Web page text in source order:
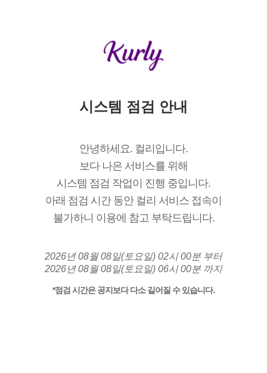
시스템 점검 안내
안녕하세요. 컬리입니다.
보다 나은 서비스를 위해
시스템 점검 작업이 진행 중입니다.
아래 점검 시간 동안 컬리 서비스 접속이
불가하니 이용에 참고 부탁드립니다.
2026년 08월 08일(토요일) 02시 00분 부터
2026년 08월 08일(토요일) 06시 00분 까지
*점검 시간은 공지보다 다소 길어질 수 있습니다.